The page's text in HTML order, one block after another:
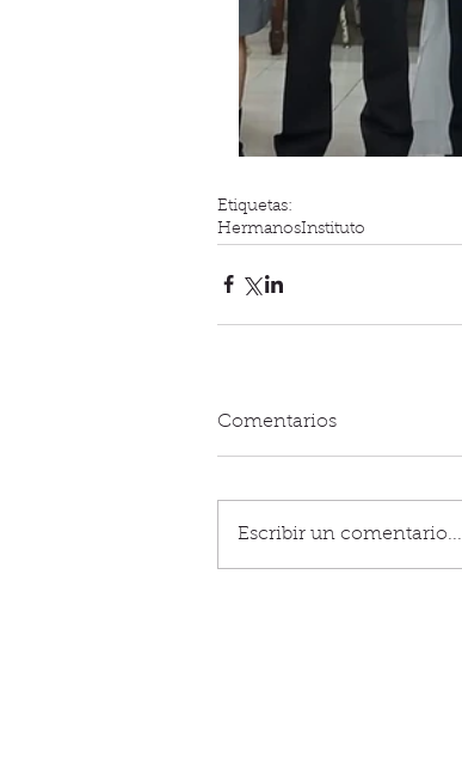
Etiquetas:
HermanosInstituto
Comentarios
Escribir un comentario...